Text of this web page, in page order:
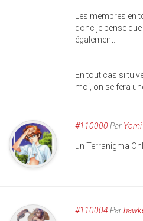
Les membres en
donc je pense
également.
En tout cas si tu
moi, on se fera
#110000 Par Yomi
un Terranigma
#110004 Par